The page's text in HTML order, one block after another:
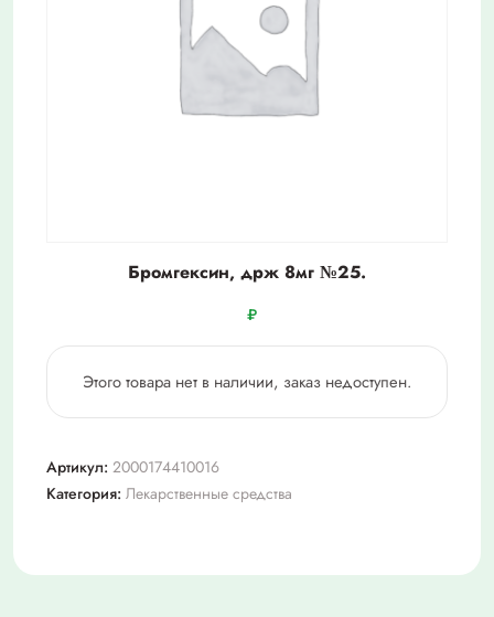
Бромгексин, држ 8мг №25.
₽
Этого товара нет в наличии, заказ недоступен.
Артикул: 2000174410016
Категория: Лекарственные средства